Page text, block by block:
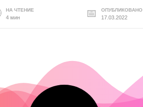
НА ЧТЕНИЕ
4 мин
ОПУБЛИКОВАНО
17.03.2022